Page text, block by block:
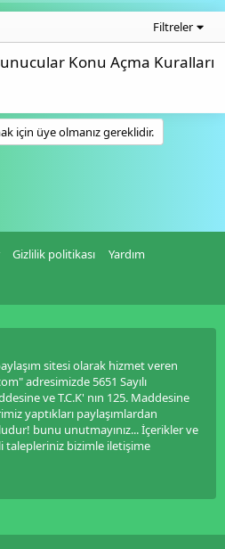
Filtreler
Konu Açma Kuralları
için üye olmanız gereklidir.
Gizlilik politikası
Yardım
sitesi olarak hizmet veren
adresimizde 5651 Sayılı
ve T.C.K' nın 125. Maddesine
yaptıkları paylaşımlardan
bunu unutmayınız... İçerikler ve
talepleriniz bizimle iletişime